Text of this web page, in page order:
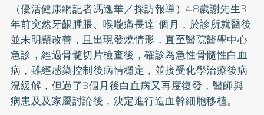
（優活健康網記者馮逸華／採訪報導）48歲謝先生3
年前突然牙齦腫脹、喉嚨痛長達1個月，於診所就醫後
並未明顯改善，且出現發燒情形，直至醫院醫學中心
急診，經過骨髓切片檢查後，確診為急性骨髓性白血
病，雖經感染控制後病情穩定，並接受化學治療後病
況緩解，但過了3個月後白血病又再度復發，醫師與
病患及及家屬討論後，決定進行造血幹細胞移植。